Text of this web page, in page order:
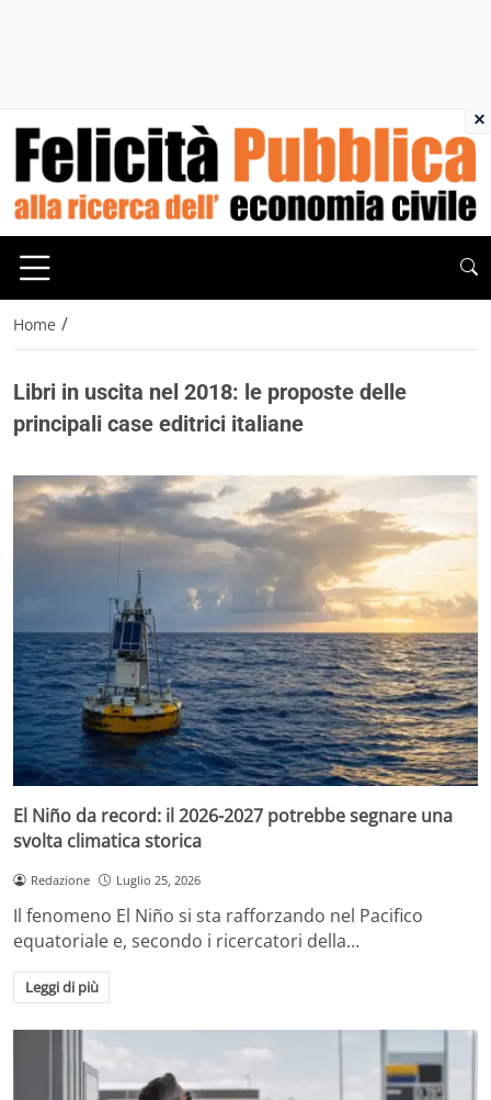
Home /
Libri in uscita nel 2018: le proposte delle
principali case editrici italiane
El Niño da record: il 2026-2027 potrebbe segnare una
svolta climatica storica
Redazione Luglio 25, 2026
Il fenomeno El Niño si sta rafforzando nel Pacifico
equatoriale e, secondo i ricercatori della…
Leggi di più
×